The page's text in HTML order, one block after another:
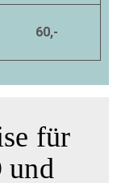
60,-
für
und